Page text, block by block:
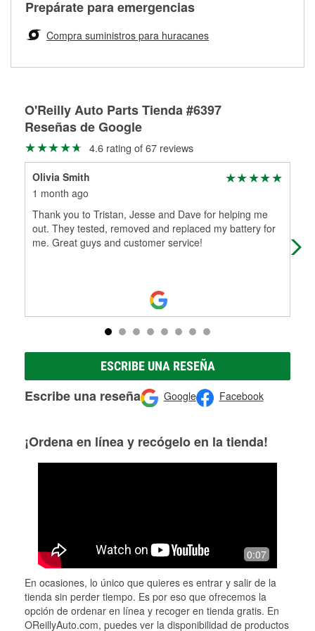
Herramientas de O'Reilly
pueden ser reutilizados, podemos ayudarte a encontrar las
partes de reemplazo correctas para tu reparación.
averiada o determina los acoplamientos y la longitud
adecuados para que te construyamos una nueva. O'Reilly
Auto Parts tiene las mangueras y los acoples adecuados
agrícola o de construcción.
hidráulicas a la medida en tu tienda local
Prepárate para emergencias
Compra suministros para huracanes
O'Reilly Auto Parts Tienda #6397
Reseñas de Google
4.6 rating of 67 reviews
Olivia Smith
1 month ago
Thank you to Tristan, Jesse and Dave for helping me
out. They tested, removed and replaced my battery for
me. Great guys and customer service!
the
ESCRIBE UNA RESEÑA
Escribe una reseña Google Facebook
¡Ordena en línea y recógelo en la tienda!
0:07
En ocasiones, lo único que quieres es entrar y salir de la
tienda sin perder tiempo. Es por eso que ofrecemos la
opción de ordenar en línea y recoger en tienda gratis. En
OReillyAuto.com, puedes ver la disponibilidad de productos